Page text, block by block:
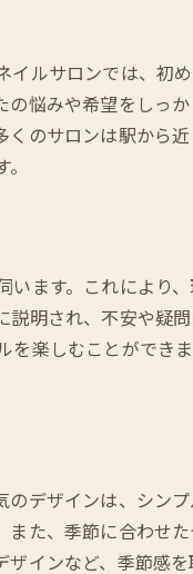
ルサロンでは、初
悩みや希望をしっ
のサロンは駅から
ます。これにより
明され、不安や疑
楽しむことができま
デザインは、シン
た、季節に合わせ
インなど、季節感